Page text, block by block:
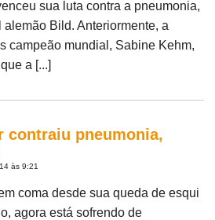
sua luta contra a pneumonia,
Bild. Anteriormente, a
campeão mundial, Sabine Kehm,
a [...]
contraiu pneumonia,
às 9:21
coma desde sua queda de esqui
agora está sofrendo de